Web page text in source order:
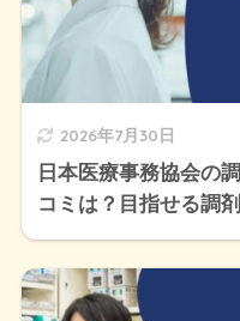
2026年7月30日
日本医療事務協会の
コミは？目指せる調